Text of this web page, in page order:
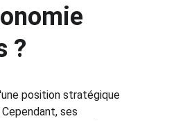
?
position stratégique
ses